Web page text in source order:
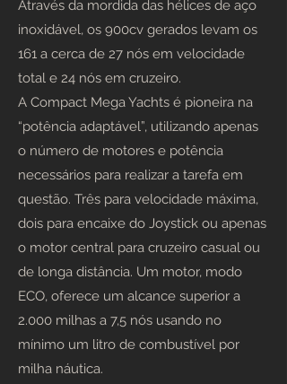
Através da mordida das hélices de aço
inoxidável, os 900cv gerados levam os
161 a cerca de 27 nós em velocidade
total e 24 nós em cruzeiro.
A Compact Mega Yachts é pioneira na
“potência adaptável”, utilizando apenas
o número de motores e potência
necessários para realizar a tarefa em
questão. Três para velocidade máxima,
dois para encaixe do Joystick ou apenas
o motor central para cruzeiro casual ou
de longa distância. Um motor, modo
ECO, oferece um alcance superior a
2.000 milhas a 7,5 nós usando no
mínimo um litro de combustível por
milha náutica.